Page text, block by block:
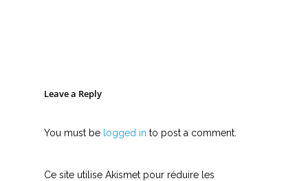
Leave a Reply
You must be logged in to post a comment.
Ce site utilise Akismet pour réduire les